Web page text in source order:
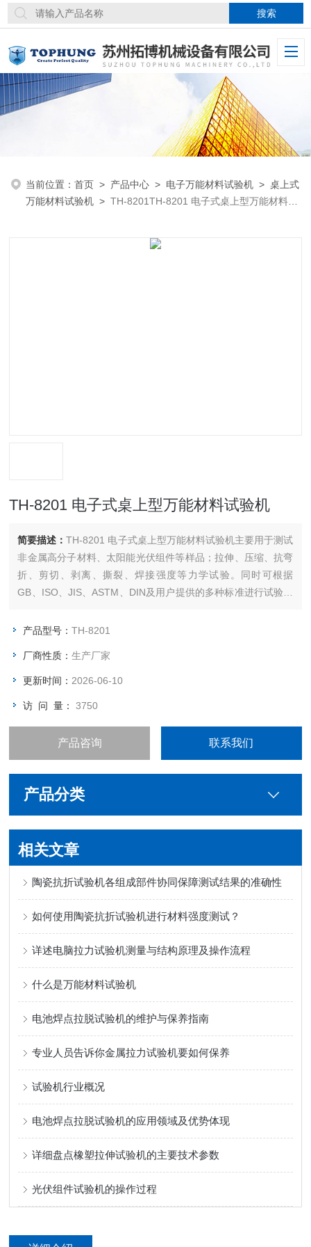
当前位置：首页 > 产品中心 > 电子万能材料试验机 >桌上式
万能材料试验机 >TH-8201TH-8201 电子式桌上型万能材料试
TH-8201 电子式桌上型万能材料试验机
简要描述：TH-8201 电子式桌上型万能材料试验机主要用于测试
非金属高分子材料、太阳能光伏组件等样品；拉伸、压缩、抗弯
折、剪切、剥离、撕裂、焊接强度等力学试验。同时可根据
GB、ISO、JIS、ASTM、DIN及用户提供的多种标准进行试验和
产品型号：TH-8201
厂商性质：生产厂家
更新时间：2026-06-10
访 问 量：3750
产品咨询 联系我们
产品分类
相关文章
陶瓷抗折试验机各组成部件协同保障测试结果的准确性
如何使用陶瓷抗折试验机进行材料强度测试？
详述电脑拉力试验机测量与结构原理及操作流程
什么是万能材料试验机
电池焊点拉脱试验机的维护与保养指南
专业人员告诉你金属拉力试验机要如何保养
试验机行业概况
电池焊点拉脱试验机的应用领域及优势体现
详细盘点橡塑拉伸试验机的主要技术参数
光伏组件试验机的操作过程